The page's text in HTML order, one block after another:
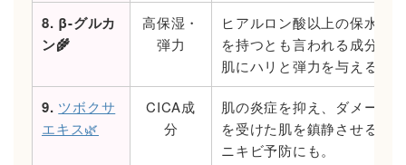
8. β-グルカ
ン🌾
高保湿・
弾力
ヒアルロン酸以上の保水力
を持つとも言われる成分。
肌にハリと弾力を与える。
9. ツボクサ
エキス🌿
CICA成
分
肌の炎症を抑え、ダメージ
を受けた肌を鎮静させる。
ニキビ予防にも。